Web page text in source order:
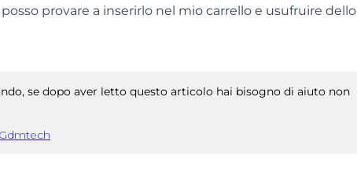
provare a inserirlo nel mio carrello e usufruire dello
se dopo aver letto questo articolo hai bisogno di aiuto non
Gdmtech